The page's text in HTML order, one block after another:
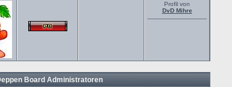
Profil von
DvD Mihre
Board Administratoren